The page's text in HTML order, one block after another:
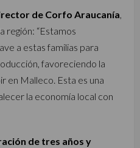
de Corfo Araucanía,
región: “Estamos
a estas familias para
favoreciendo la
en Malleco. Esta es una
la economía local con
de tres años y